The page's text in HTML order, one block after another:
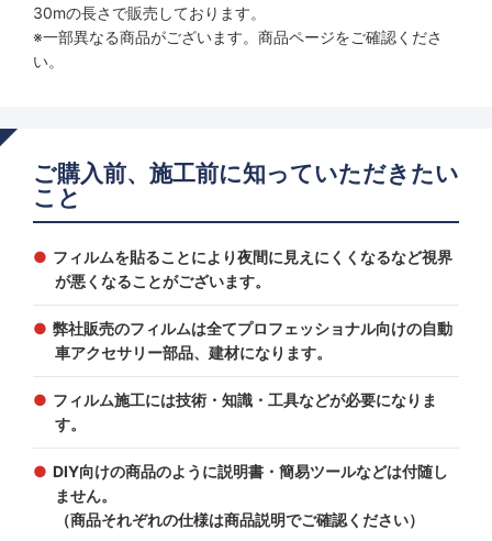
30mの長さで販売しております。
※一部異なる商品がございます。商品ページをご確認くださ
い。
ご購入前、施工前に知っていただきたい
こと
フィルムを貼ることにより夜間に見えにくくなるなど視界
が悪くなることがございます。
弊社販売のフィルムは全てプロフェッショナル向けの自動
車アクセサリー部品、建材になります。
フィルム施工には技術・知識・工具などが必要になりま
す。
DIY向けの商品のように説明書・簡易ツールなどは付随し
ません。
（商品それぞれの仕様は商品説明でご確認ください）